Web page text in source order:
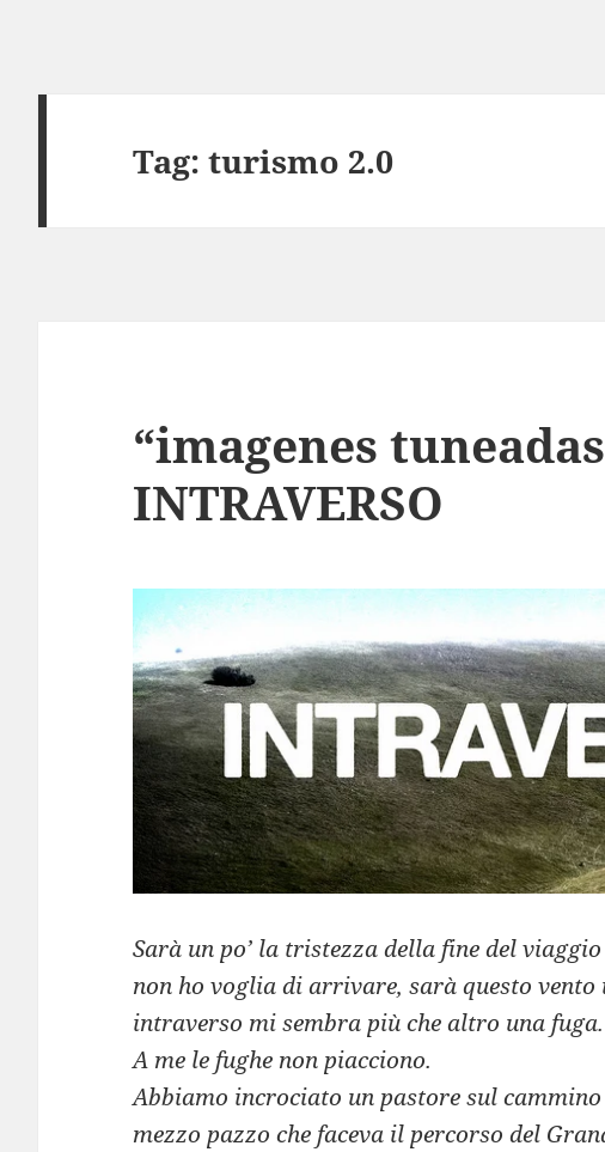
Tag:turismo 2.0
“imagenes
INTRAVERSO
Sarà un po’ la tristezza della fine del
non ho voglia di arrivare, sarà questo vento
intraverso mi sembra più che altro una fuga.
A me le fughe non piacciono.
Abbiamo incrociato un pastore sul
mezzo pazzo che faceva il percorso del